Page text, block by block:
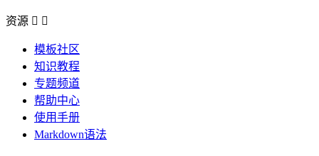
资源  
模板社区
知识教程
专题频道
帮助中心
使用手册
Markdown语法